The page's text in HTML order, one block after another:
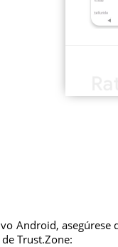
Android,
Trust.Zone: